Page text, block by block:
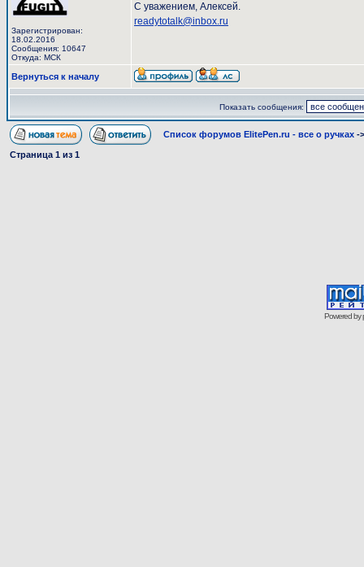
Зарегистрирован:
18.02.2016
Сообщения: 10647
Откуда: МСК
С уважением, Алексей.
readytotalk@inbox.ru
Вернуться к началу
Показать сообщения:
Список форумов ElitePen.ru - все о ручках -
Страница 1 из 1
Powered by